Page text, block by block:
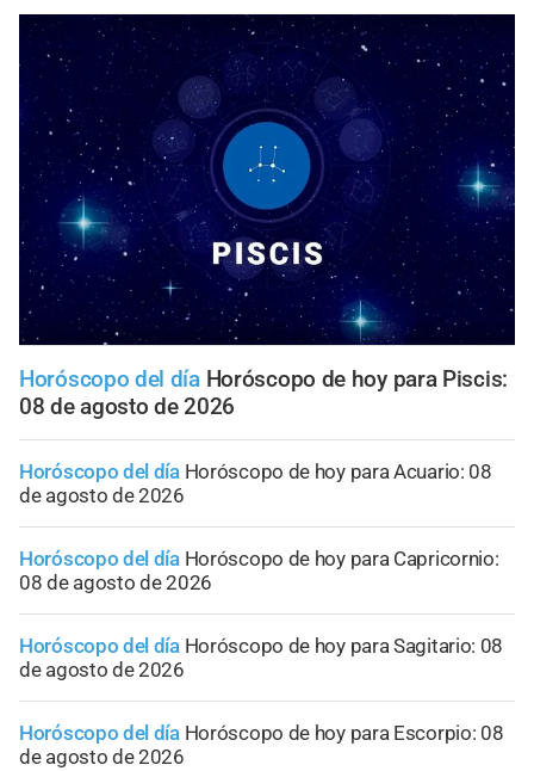
Horóscopo del día Horóscopo de hoy para Piscis:
08 de agosto de 2026
Horóscopo del día Horóscopo de hoy para Acuario: 08
de agosto de 2026
Horóscopo del día Horóscopo de hoy para Capricornio:
08 de agosto de 2026
Horóscopo del día Horóscopo de hoy para Sagitario: 08
de agosto de 2026
Horóscopo del día Horóscopo de hoy para Escorpio: 08
de agosto de 2026